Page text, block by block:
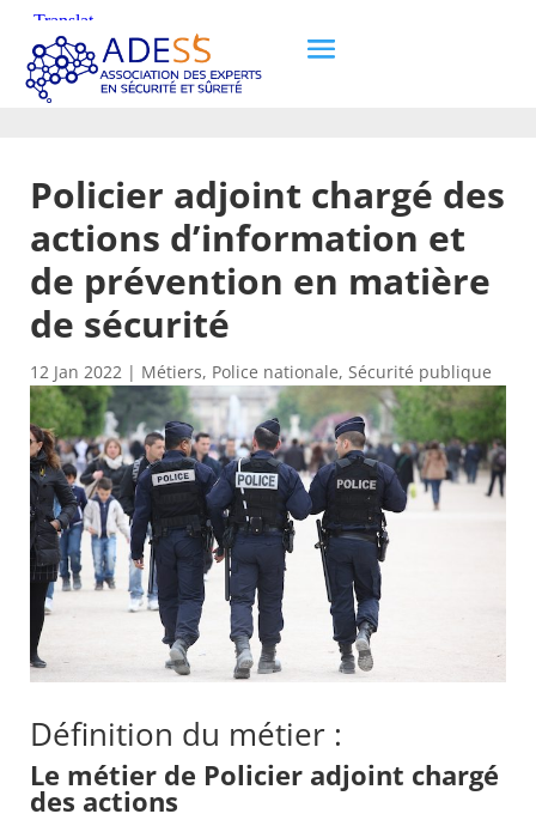
Policier adjoint chargé des
actions d’information et
de prévention en matière
de sécurité
12 Jan 2022 | Métiers, Police nationale, Sécurité publique
Définition du métier :
Le métier de Policier adjoint chargé
des actions